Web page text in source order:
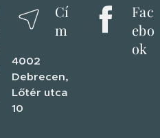
Cí
m
4002
Debrecen,
Lőtér utca
10
Fac
ebo
ok